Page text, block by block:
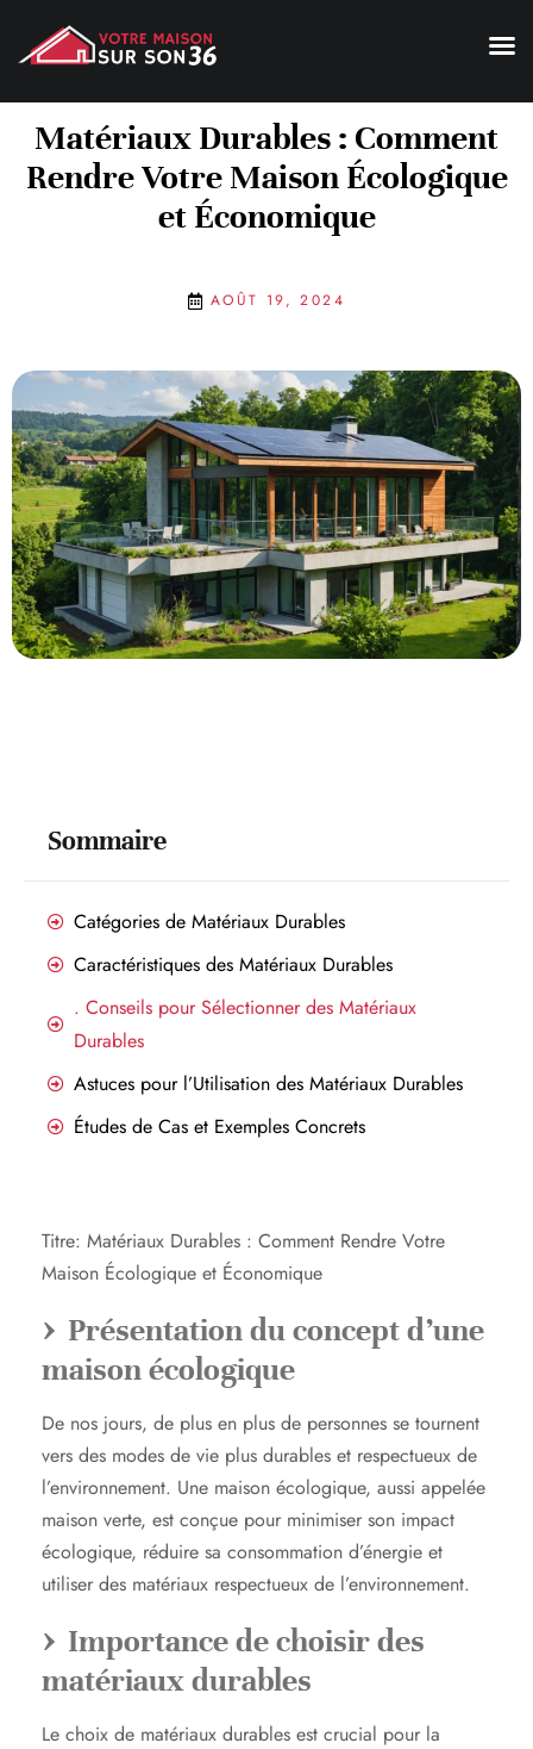
Matériaux Durables : Comment
Rendre Votre Maison Écologique
et Économique
AOÛT 19, 2024
Titre: Matériaux Durables : Comment Rendre Votre
Maison Écologique et Économique
Présentation du concept d’une
maison écologique
De nos jours, de plus en plus de personnes se tournent
vers des modes de vie plus durables et respectueux de
l’environnement. Une maison écologique, aussi appelée
maison verte, est conçue pour minimiser son impact
écologique, réduire sa consommation d’énergie et
utiliser des matériaux respectueux de l’environnement.
Importance de choisir des
matériaux durables
Le choix de matériaux durables est crucial pour la
Sommaire
Catégories de Matériaux Durables
Caractéristiques des Matériaux Durables
. Conseils pour Sélectionner des Matériaux
Durables
Astuces pour l’Utilisation des Matériaux Durables
Études de Cas et Exemples Concrets